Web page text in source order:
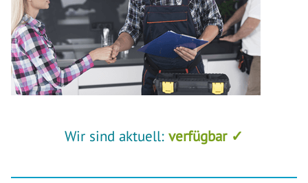
Wir sind aktuell: verfügbar ✓